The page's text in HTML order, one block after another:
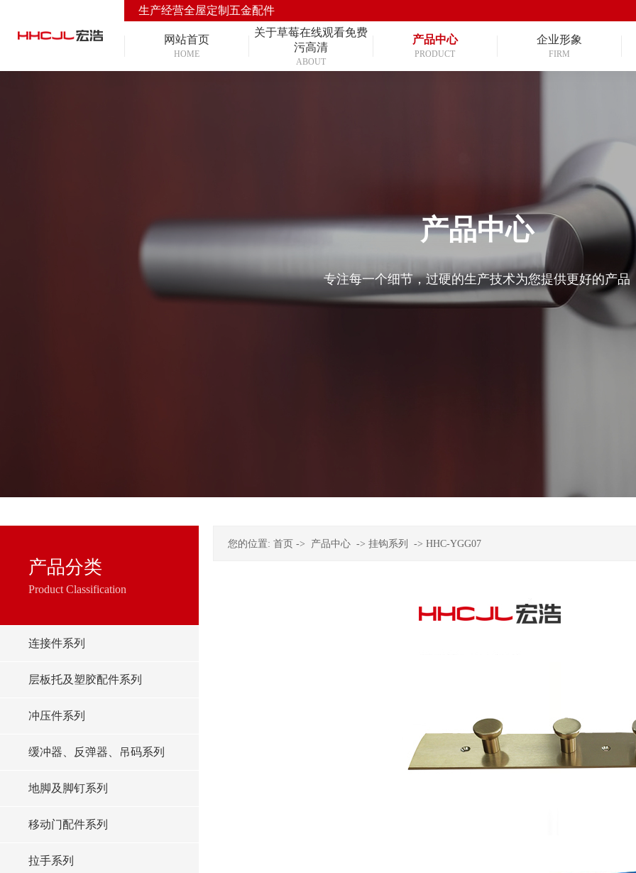
生产经营全屋定制五金配件
网站首页
HOME
关于草莓在线观看免费
污高清
ABOUT
产品中心
PRODUCT
企业形象
FIRM
产品中心
专注每一个细节，过硬的生产技术为您提供更好的产品
产品分类
Product Classification
连接件系列
层板托及塑胶配件系列
冲压件系列
缓冲器、反弹器、吊码系列
地脚及脚钉系列
移动门配件系列
拉手系列
您的位置: 首页 -> 产品中心 -> 挂钩系列 -> HHC-YGG07